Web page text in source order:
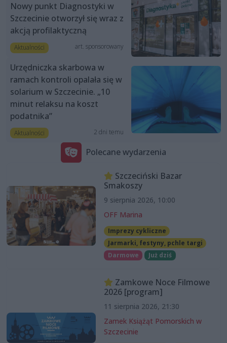
Nowy punkt Diagnostyki w
Szczecinie otworzył się wraz z
akcją profilaktyczną
Aktualności art. sponsorowany
Urzędniczka skarbowa w
ramach kontroli opalała się w
solarium w Szczecinie. „10
minut relaksu na koszt
podatnika”
Aktualności 2 dni temu
Polecane wydarzenia
Szczeciński Bazar
Smakoszy
9 sierpnia 2026, 10:00
OFF Marina
Imprezy cykliczne
Jarmarki, festyny, pchle targi
Darmowe
Już dziś
Zamkowe Noce Filmowe
2026 [program]
11 sierpnia 2026, 21:30
Zamek Książąt Pomorskich w
Szczecinie